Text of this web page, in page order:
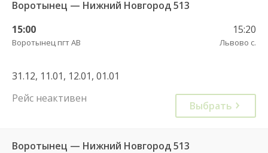
Воротынец — Нижний Новгород 513
15:00
Воротынец пгт АВ
15:20
Львово с.
31.12, 11.01, 12.01, 01.01
Рейс неактивен
Выбрать
Воротынец — Нижний Новгород 513